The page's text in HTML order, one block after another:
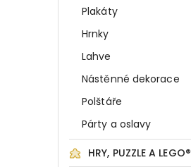
Plakáty
Hrnky
Lahve
Nástěnné dekorace
Polštáře
Párty a oslavy
HRY, PUZZLE A LEGO®